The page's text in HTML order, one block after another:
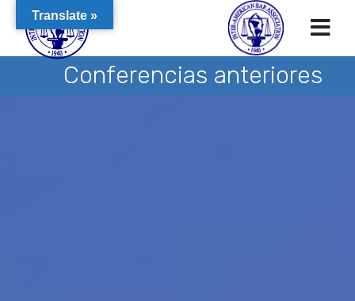
Conferencias anteriores
Translate »